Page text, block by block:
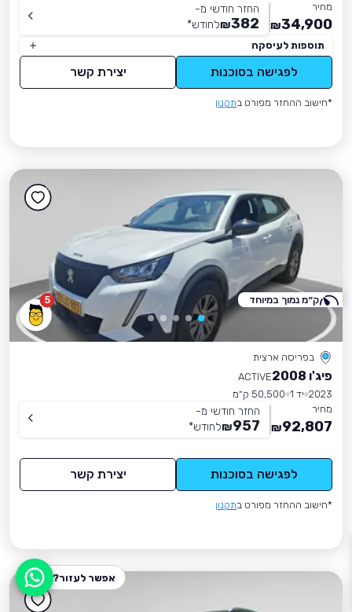
מחיר
34,900
₪
החזר חודשי מ-
382
₪לחודש*
תוספות לעיסקה
לפגישה בסוכנות יצירת קשר
*חישוב ההחזר מפורט בתקנון
5
בפריסה ארצית
פיג'ו 2008
ACTIVE
2023 יד 1
50,500 ק״מ
מחיר
92,807
₪
החזר חודשי מ-
957
₪לחודש*
לפגישה בסוכנות יצירת קשר
*חישוב ההחזר מפורט בתקנון
ק״מ נמוך במיוחד
אפשר לעזור?